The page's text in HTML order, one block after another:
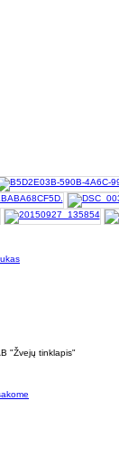
"Žvejų tinklapis"